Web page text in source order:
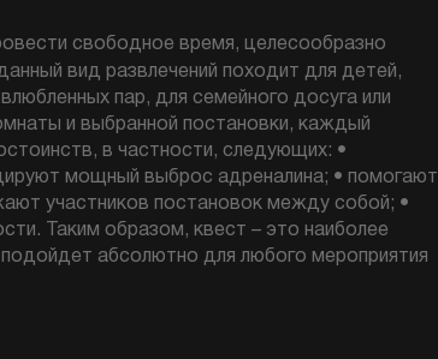
свободное время, целесообразно
вид развлечений походит для детей,
пар, для семейного досуга или
и выбранной постановки, каждый
в частности, следующих: •
мощный выброс адреналина; • помогают
участников постановок между собой; •
Таким образом, квест – это наиболее
абсолютно для любого мероприятия